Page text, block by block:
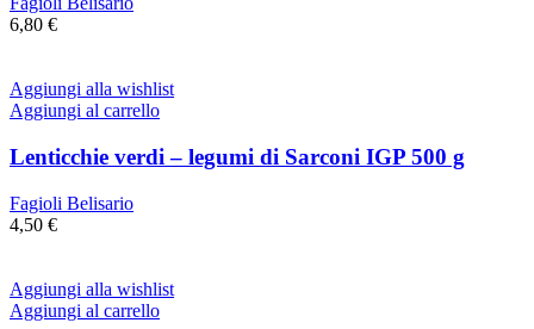
6,80 €
Aggiungi alla wishlist
Aggiungi al carrello
Lenticchie verdi – legumi di Sarconi IGP 500 g
Fagioli Belisario
4,50 €
Aggiungi alla wishlist
Aggiungi al carrello